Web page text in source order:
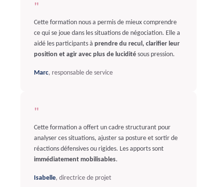
"
Cette formation nous a permis de mieux comprendre
ce qui se joue dans les situations de négociation. Elle a
aidé les participants à prendre du recul, clarifier leur
position et agir avec plus de lucidité sous pression.
Marc, responsable de service
"
Cette formation a offert un cadre structurant pour
analyser ces situations, ajuster sa posture et sortir de
réactions défensives ou rigides. Les apports sont
immédiatement mobilisables.
Isabelle, directrice de projet